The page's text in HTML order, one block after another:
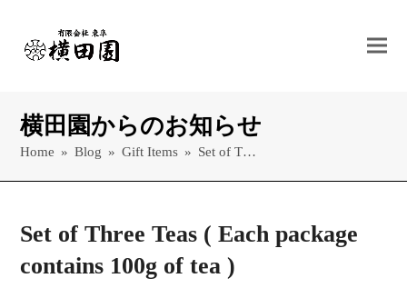
横田園からのお知らせ
Home » Blog » Gift Items » Set of T…
Set of Three Teas ( Each package
contains 100g of tea )